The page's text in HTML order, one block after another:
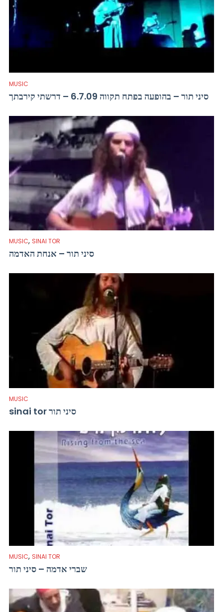
MUSIC
סיני תור – בהופעה בפתח תקווה 6.7.09 – דרשתי קירבתך
MUSIC, SINAI TOR
סיני תור – אנחת האדמה
MUSIC
sinai tor סיני תור
MUSIC, SINAI TOR
שברי אדמה – סיני תור